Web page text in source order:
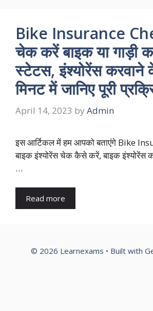
Bike Insurance
चेक करें बाइक या गाड़ी
स्टेटस, इंश्योरेंस करवाने
मिनट में जानिए पूरी
April 14, 2023 by Admin
इस आर्टिकल में हम आपको बताएंगे Bike
बाइक इंश्योरेंस चेक कैसे करें, बाइक इंश्योरेंस
…
Read more
© 2026 Learnexams • Built with